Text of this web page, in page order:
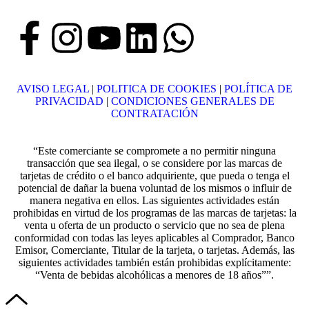
AVISO LEGAL | POLITICA DE COOKIES | POLÍTICA DE
PRIVACIDAD | CONDICIONES GENERALES DE
CONTRATACIÓN
“Este comerciante se compromete a no permitir ninguna
transacción que sea ilegal, o se considere por las marcas de
tarjetas de crédito o el banco adquiriente, que pueda o tenga el
potencial de dañar la buena voluntad de los mismos o influir de
manera negativa en ellos. Las siguientes actividades están
prohibidas en virtud de los programas de las marcas de tarjetas: la
venta u oferta de un producto o servicio que no sea de plena
conformidad con todas las leyes aplicables al Comprador, Banco
Emisor, Comerciante, Titular de la tarjeta, o tarjetas. Además, las
siguientes actividades también están prohibidas explícitamente:
“Venta de bebidas alcohólicas a menores de 18 años””.